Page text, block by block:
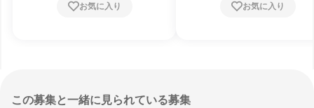
お気に入り お気に入り
この募集と一緒に見られている募集